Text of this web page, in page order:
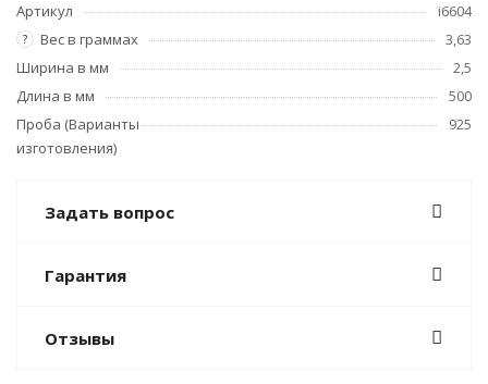
Артикул i6604
? Вес в граммах
3,63
Ширина в мм
2,5
Длина в мм
500
Проба (Варианты
изготовления)
925
Задать вопрос
Гарантия
Отзывы